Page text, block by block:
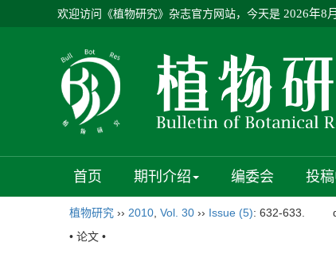
欢迎访问《植物研究》杂志官方网站，今天是 2026年8
首页 期刊介绍 编委会 投
植物研究 ›› 2010 Vol. 30 ›› Issue (5): 632-633.
• 论文 •